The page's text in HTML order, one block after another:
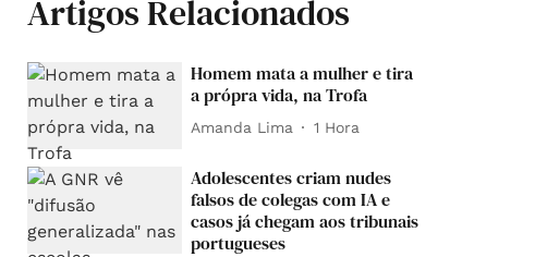
Artigos Relacionados
Homem mata a mulher e tira
a própra vida, na Trofa
Amanda Lima 1 Hora
Adolescentes criam nudes
falsos de colegas com IA e
casos já chegam aos tribunais
portugueses